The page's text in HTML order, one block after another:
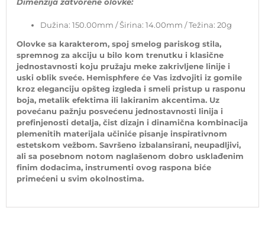
Dimenzija zatvorene olovke:
Dužina: 150.00mm / Širina: 14.00mm / Težina: 20g
Olovke sa karakterom, spoj smelog pariskog stila,
spremnog za akciju u bilo kom trenutku i klasične
jednostavnosti koju pružaju meke zakrivljene linije i
uski oblik sveće. Hemisphfere će Vas izdvojiti iz gomile
kroz eleganciju opšteg izgleda i smeli pristup u rasponu
boja, metalik efektima ili lakiranim akcentima. Uz
povećanu pažnju posvećenu jednostavnosti linija i
prefinjenosti detalja, čist dizajn i dinamična kombinacija
plemenitih materijala učiniće pisanje inspirativnom
estetskom vežbom. Savršeno izbalansirani, neupadljivi,
ali sa posebnom notom naglašenom dobro usklađenim
finim dodacima, instrumenti ovog raspona biće
primećeni u svim okolnostima.